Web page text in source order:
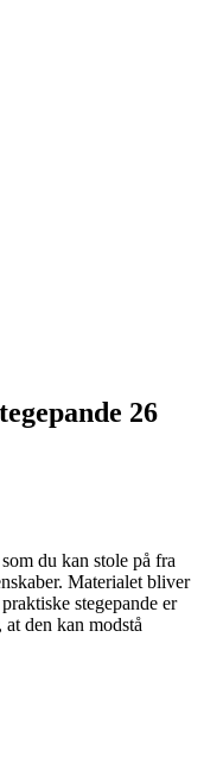
26
du kan stole på fra
Materialet bliver
stegepande er
den kan modstå